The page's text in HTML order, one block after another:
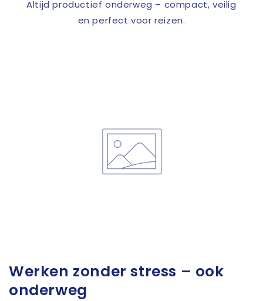
Altijd productief onderweg – compact, veilig
en perfect voor reizen.
Werken zonder stress – ook
onderweg